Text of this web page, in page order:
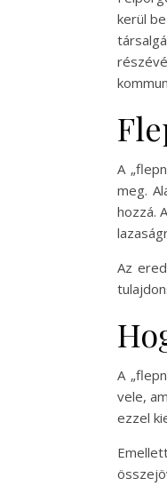
kerül
A
meg.
hozzá.
Az
A
vele,
ezzel